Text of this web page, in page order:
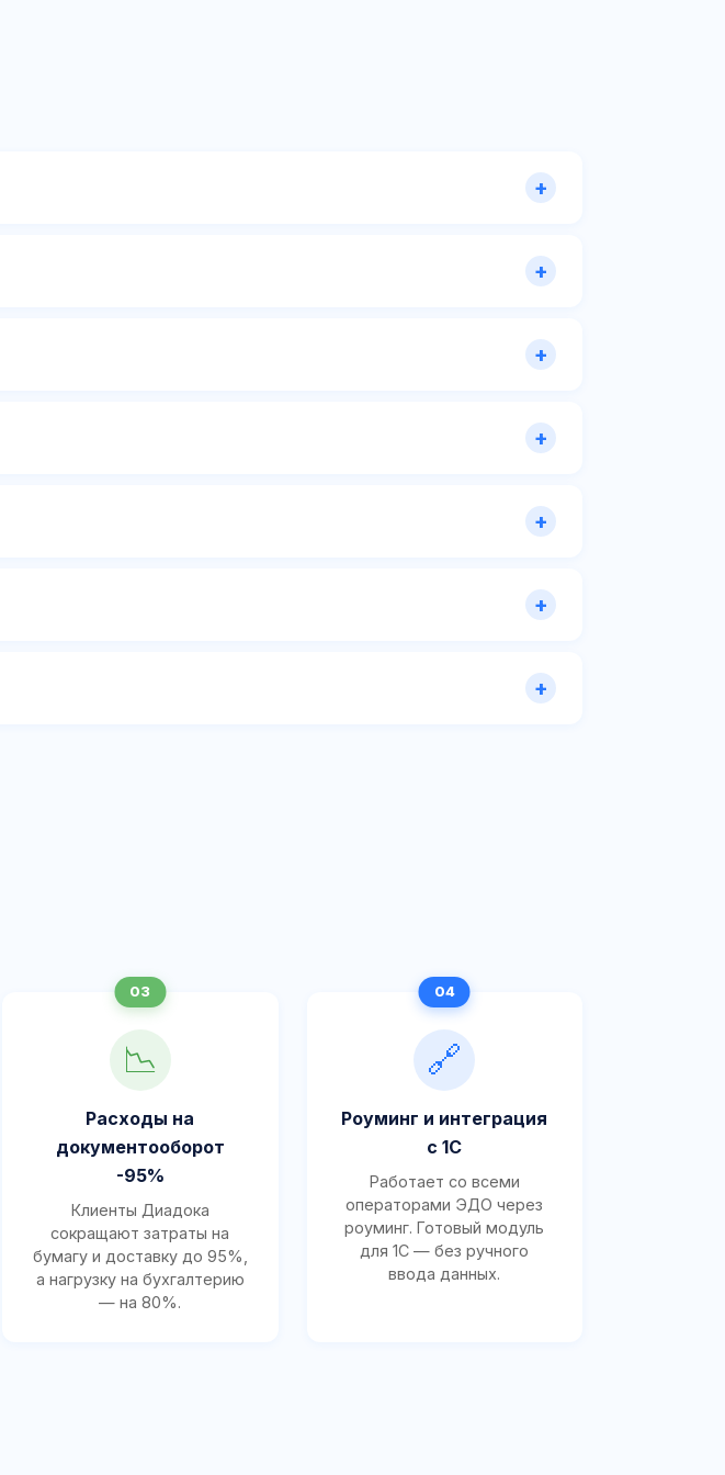
📉
Расходы на
документооборот
-95%
Клиенты Диадока
сокращают затраты на
бумагу и доставку до 95%,
а нагрузку на бухгалтерию
— на 80%.
🔗
Роуминг и интеграция
с 1С
Работает со всеми
операторами ЭДО через
роуминг. Готовый модуль
для 1С — без ручного
ввода данных.